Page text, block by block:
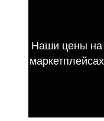
Наши цены на